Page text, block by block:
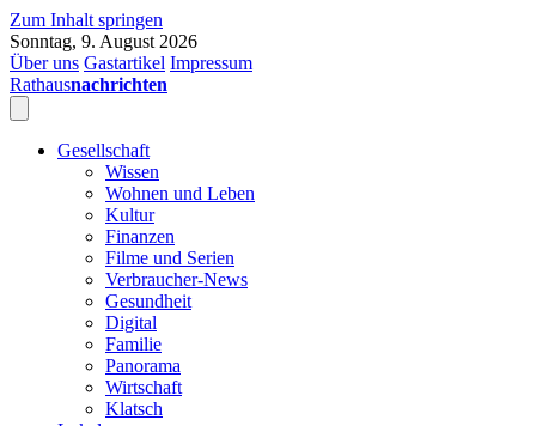
Zum Inhalt springen
Sonntag, 9. August 2026
Über uns Gastartikel Impressum
Rathausnachrichten
Gesellschaft
Wissen
Wohnen und Leben
Kultur
Finanzen
Filme und Serien
Verbraucher-News
Gesundheit
Digital
Familie
Panorama
Wirtschaft
Klatsch